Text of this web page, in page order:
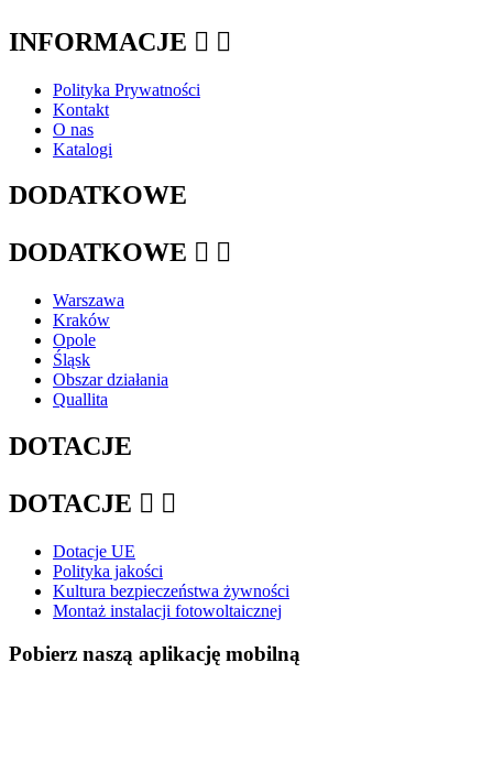
INFORMACJE  
Polityka Prywatności
Kontakt
O nas
Katalogi
DODATKOWE
DODATKOWE  
Warszawa
Kraków
Opole
Śląsk
Obszar działania
Quallita
DOTACJE
DOTACJE  
Dotacje UE
Polityka jakości
Kultura bezpieczeństwa żywności
Montaż instalacji fotowoltaicznej
Pobierz naszą aplikację mobilną